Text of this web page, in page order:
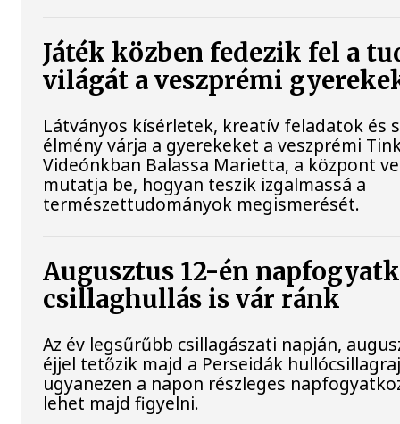
Játék közben fedezik fel a
világát a veszprémi
Látványos kísérletek, kreatív feladatok és
élmény várja a gyerekeket a veszprémi
Videónkban Balassa Marietta, a központ
mutatja be, hogyan teszik izgalmassá a
természettudományok megismerését.
Augusztus 12-én
csillaghullás is vár ránk
Az év legsűrűbb csillagászati napján,
éjjel tetőzik majd a Perseidák
ugyanezen a napon részleges
lehet majd figyelni.